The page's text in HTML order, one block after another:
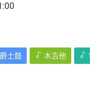
爵士鼓 木吉他